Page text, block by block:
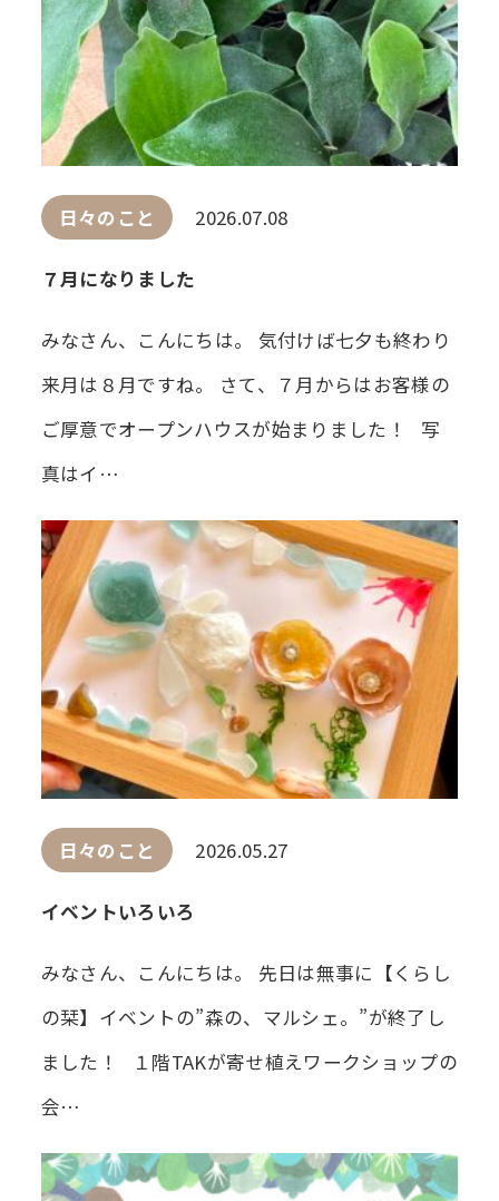
日々のこと 2026.07.08
７月になりました
みなさん、こんにちは。 気付けば七夕も終わり
来月は８月ですね。 さて、７月からはお客様の
ご厚意でオープンハウスが始まりました！ 写
真はイ…
日々のこと 2026.05.27
イベントいろいろ
みなさん、こんにちは。 先日は無事に【くらし
の栞】イベントの”森の、マルシェ。”が終了し
ました！ １階TAKが寄せ植えワークショップの
会…